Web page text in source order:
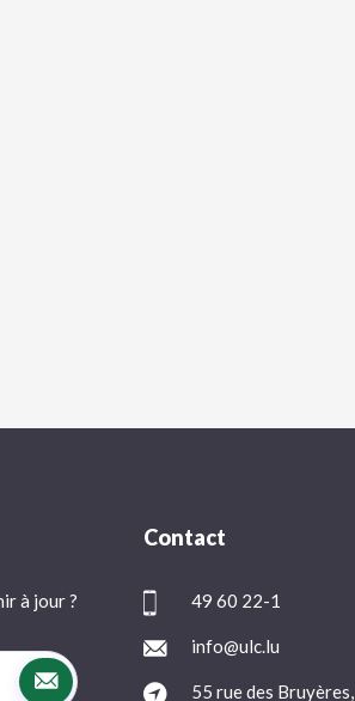
à jour ?
Contact
49 60 22-1
info@ulc.lu
55 rue des Bruyères,